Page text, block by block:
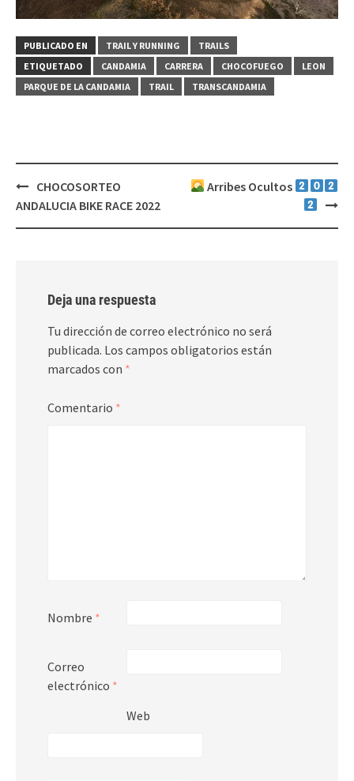
PUBLICADO EN TRAIL Y RUNNING
TRAILS
ETIQUETADO
CANDAMIA CARRERA CHOCOFUEGO
LEON
PARQUE DE LA CANDAMIA
TRAIL TRANSCANDAMIA
Navegación
de
CHOCOSORTEO
ANDALUCIA BIKE RACE 2022
Arribes Ocultos
Deja una respuesta
Tu dirección de correo electrónico no será
publicada. Los campos obligatorios están
marcados con *
Comentario *
Nombre *
Correo
electrónico *
Web